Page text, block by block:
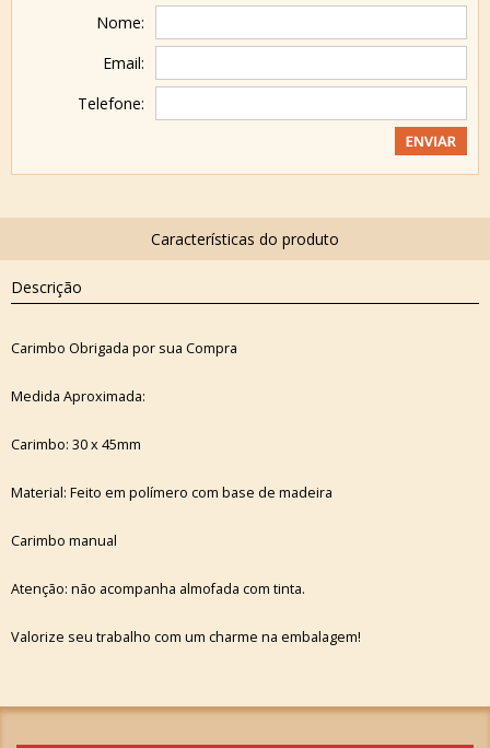
Nome:
Email:
Telefone:
Descrição
Carimbo Obrigada por sua Compra
Medida Aproximada:
Carimbo: 30 x 45mm
Material: Feito em polímero com base de madeira
Carimbo manual
Atenção: não acompanha almofada com tinta.
Valorize seu trabalho com um charme na embalagem!